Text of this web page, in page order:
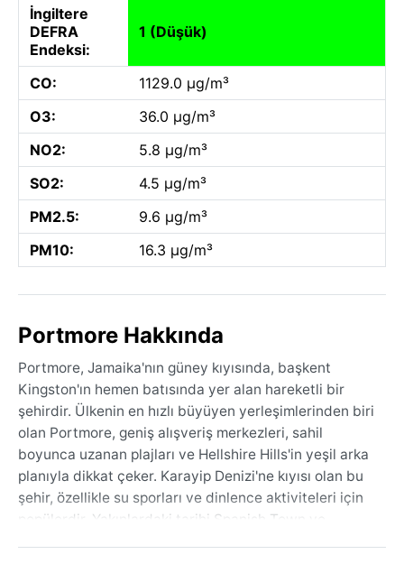
İngiltere
DEFRA
Endeksi:
1 (Düşük)
CO:
1129.0 µg/m³
O3:
36.0 µg/m³
NO2:
5.8 µg/m³
SO2:
4.5 µg/m³
PM2.5:
9.6 µg/m³
PM10:
16.3 µg/m³
Portmore Hakkında
Portmore, Jamaika'nın güney kıyısında, başkent
Kingston'ın hemen batısında yer alan hareketli bir
şehirdir. Ülkenin en hızlı büyüyen yerleşimlerinden biri
olan Portmore, geniş alışveriş merkezleri, sahil
boyunca uzanan plajları ve Hellshire Hills'in yeşil arka
planıyla dikkat çeker. Karayip Denizi'ne kıyısı olan bu
şehir, özellikle su sporları ve dinlence aktiviteleri için
popülerdir. Yakınlardaki tarihi Spanish Town ve